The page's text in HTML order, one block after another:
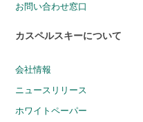
お問い合わせ窓口
カスペルスキーについて
会社情報
ニュースリリース
ホワイトペーパー